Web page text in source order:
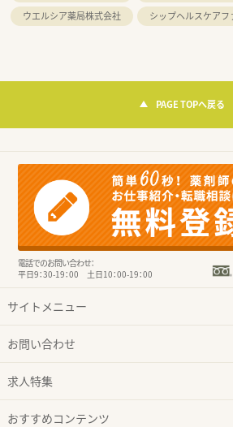
ウエルシア薬局株式会社
シップヘルスケア
PAGE TOPへ戻る
電話でのお問い合わせ：
平日9：30-19：00 土日10：00-19：00
サイトメニュー
お問い合わせ
求人特集
おすすめコンテンツ